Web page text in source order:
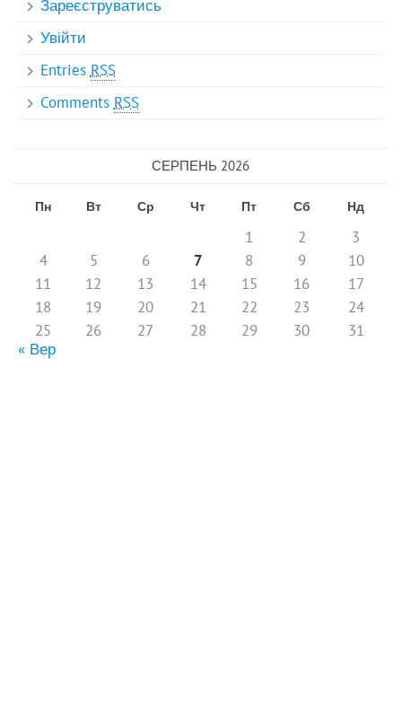
Зареєструватись
Увійти
Entries RSS
Comments RSS
СЕРПЕНЬ 2026
Пн Вт Ср Чт Пт Сб Нд
1 2
3
4
5 6 7 8 9
10
11
12 13 14 15 16
17
18
19 20 21 22 23
24
25
26 27 28 29 30
31
« Вер